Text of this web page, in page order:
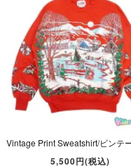
5,500円(税込)